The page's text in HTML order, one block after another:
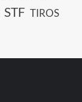
STF TIROS